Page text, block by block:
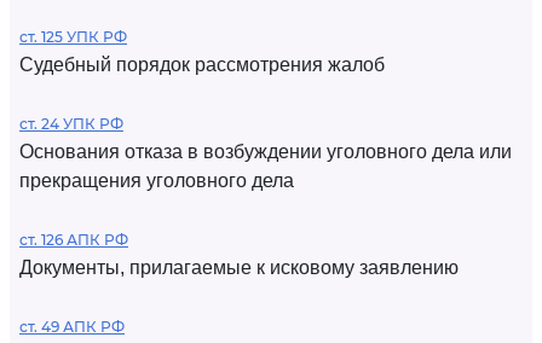
ст. 125 УПК РФ
Судебный порядок рассмотрения жалоб
ст. 24 УПК РФ
Основания отказа в возбуждении уголовного дела или
прекращения уголовного дела
ст. 126 АПК РФ
Документы, прилагаемые к исковому заявлению
ст. 49 АПК РФ